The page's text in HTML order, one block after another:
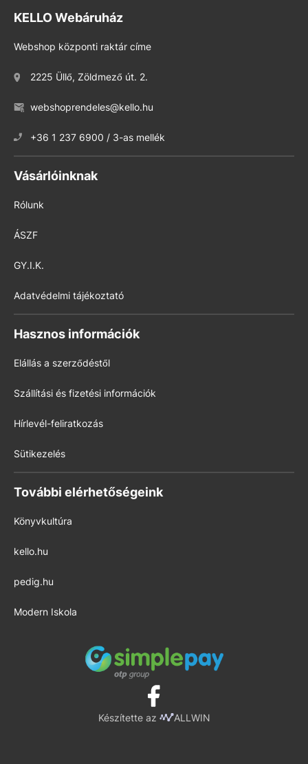
KELLO Webáruház
Webshop központi raktár címe
2225 Üllő, Zöldmező út. 2.
webshoprendeles@kello.hu
+36 1 237 6900 / 3-as mellék
Vásárlóinknak
Rólunk
ÁSZF
GY.I.K.
Adatvédelmi tájékoztató
Hasznos információk
Elállás a szerződéstől
Szállítási és fizetési információk
Hírlevél-feliratkozás
Sütikezelés
További elérhetőségeink
Könyvkultúra
kello.hu
pedig.hu
Modern Iskola
Készítette az ALLWIN